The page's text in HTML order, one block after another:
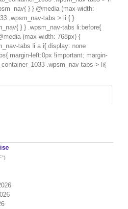
} } @media (max-width:
.wpsm_nav-tabs > li { }
} } .wpsm_nav-tabs li:before{
(max-width: 768px) {
tabs li a i{ display: none
margin-left:0px !important; margin-
.wpsm_nav-tabs > li{